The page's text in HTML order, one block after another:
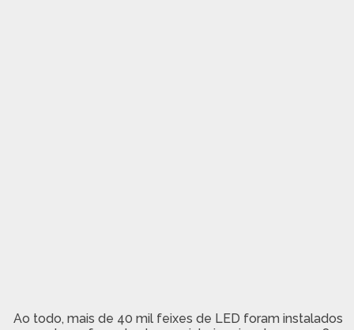
Ao todo, mais de 40 mil feixes de LED foram instalados